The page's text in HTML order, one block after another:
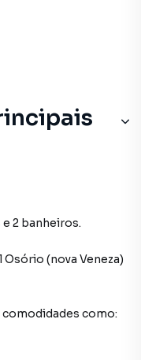
e 2 banheiros.
(nova Veneza)
comodidades como: